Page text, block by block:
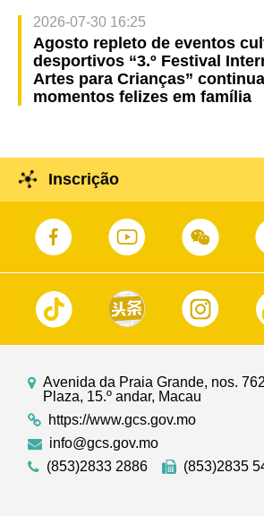
2026-07-30 16:25
Agosto repleto de eventos
desportivos “3.º Festival
Artes para Crianças”
momentos felizes em família
Inscrição
Avenida da Praia Grande, nos.
Plaza, 15.º andar, Macau
https://www.gcs.gov.mo
info@gcs.gov.mo
(853)2833 2886
(853)2835